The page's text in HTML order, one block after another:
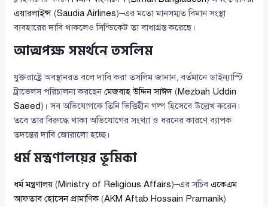
এয়ারলাইন্স (Saudia Airlines)–এর মতো মানসম্মত বিমান সংস্থা
ব্যবহারের দাবি থাকলেও সিন্ডিকেট তা বাধাগ্রস্ত করেছে।
আত্মপক্ষ সমর্থনে তসলিম
যুক্তরাষ্ট্রে অবস্থানরত বলে দাবি করা তসলিম জানান, বর্তমানে ডাইন্যাস্টি
ট্রাভেলস পরিচালনা করছেনমেজবাহ উদ্দিন সাঈদ (Mezbah Uddin
Saeed)। সব অভিযোগকে তিনি ভিত্তিহীন গল্প হিসেবে উল্লেখ করেন।
তবে তার বিরুদ্ধে থাকা অভিযোগের সংখ্যা ও ধরনের কারণে ব্যাপক
তদন্তের দাবি জোরালো হচ্ছে।
ধর্ম মন্ত্রণালয়ের ভূমিকা
ধর্ম মন্ত্রণালয় (Ministry of Religious Affairs)–এর সচিবএকেএম
আফতাব হোসেন প্রামাণিক(AKM Aftab Hossain Pramanik)